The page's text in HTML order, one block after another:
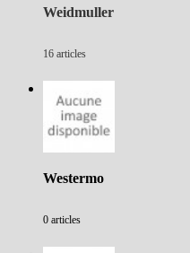
Weidmuller
16 articles
Westermo
0 articles